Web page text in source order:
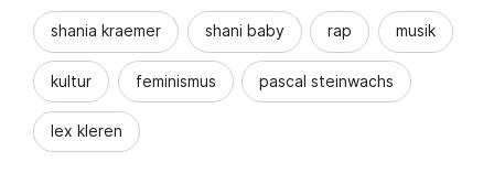
shania kraemer shani baby rap musik
kultur feminismus pascal steinwachs
lex kleren